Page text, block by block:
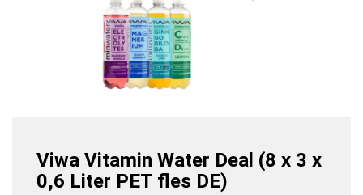
Viwa Vitamin Water Deal (8 x 3 x
0,6 Liter PET fles DE)